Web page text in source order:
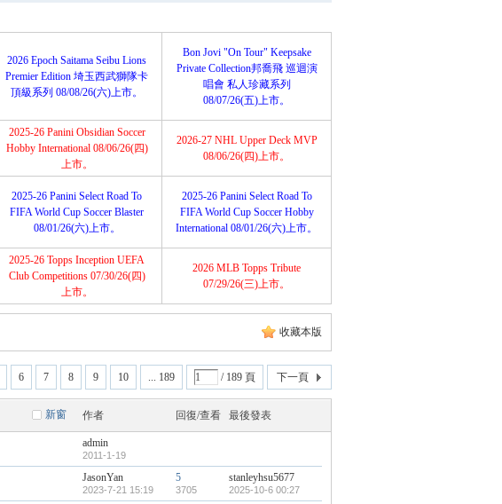
2026 Epoch Saitama Seibu Lions
Premier Edition 埼玉西武獅隊卡
頂級系列 08/08/26(六)上市。
Bon Jovi "On Tour" Keepsake
Private Collection邦喬飛 巡迴演
唱會 私人珍藏系列
08/07/26(五)上市。
2025-26 Panini Obsidian Soccer
Hobby International 08/06/26(四)
上市。
2026-27 NHL Upper Deck MVP
08/06/26(四)上市。
2025-26 Panini Select Road To
FIFA World Cup Soccer Blaster
08/01/26(六)上市。
2025-26 Panini Select Road To
FIFA World Cup Soccer Hobby
International 08/01/26(六)上市。
2025-26 Topps Inception UEFA
Club Competitions 07/30/26(四)
上市。
2026 MLB Topps Tribute
07/29/26(三)上市。
收藏本版
6 7 8 9 10 ... 189 / 189 頁 下一頁
新窗 作者 回復/查看 最後發表
admin
2011-1-19
JasonYan
2023-7-21 15:19
5
3705
stanleyhsu5677
2025-10-6 00:27